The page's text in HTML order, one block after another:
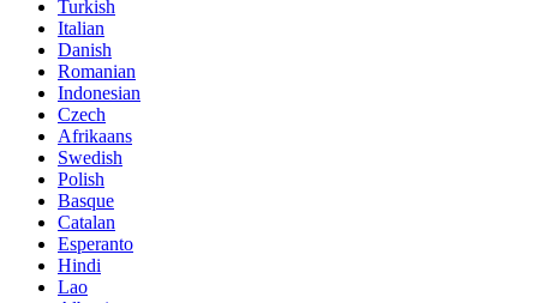
Turkish
Italian
Danish
Romanian
Indonesian
Czech
Afrikaans
Swedish
Polish
Basque
Catalan
Esperanto
Hindi
Lao